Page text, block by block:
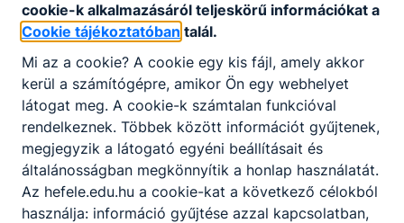
KORÁBBI ESEMÉNYEK
Nincsenek korábbi események
cookie-k alkalmazásáról teljeskörű információkat a
Cookie tájékoztatóban talál.
Mi az a cookie? A cookie egy kis fájl, amely akkor
kerül a számítógépre, amikor Ön egy webhelyet
látogat meg. A cookie-k számtalan funkcióval
rendelkeznek. Többek között információt gyűjtenek,
megjegyzik a látogató egyéni beállításait és
általánosságban megkönnyítik a honlap használatát.
Az hefele.edu.hu a cookie-kat a következő célokból
használja: információ gyűjtése azzal kapcsolatban,